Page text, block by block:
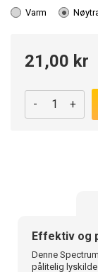
Varm
21,00 kr
- +
Effektiv og
Denne
pålitelig